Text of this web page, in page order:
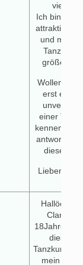
viel
Ich bin 1,73
attraktiv
und
größer ist
Wollen wir
erst
einer
antworte
diese
Lieben
Hallöchen,
Clara
18Jahre alt.
dieses
Tanzkurse
mein